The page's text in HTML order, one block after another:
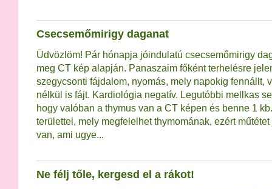
Csecsemőmirigy daganat
Üdvözlöm! Pár hónapja jóindulatú csecsemőmirigy
meg CT kép alapján. Panaszaim főként terhelésre
szegycsonti fájdalom, nyomás, mely napokig fennállt,
nélkül is fájt. Kardiológia negatív. Legutóbbi mellkas
hogy valóban a thymus van a CT képen és benne 1
területtel, mely megfelelhet thymomának, ezért
van, ami ugye...
Ne félj tőle, kergesd el a rákot!